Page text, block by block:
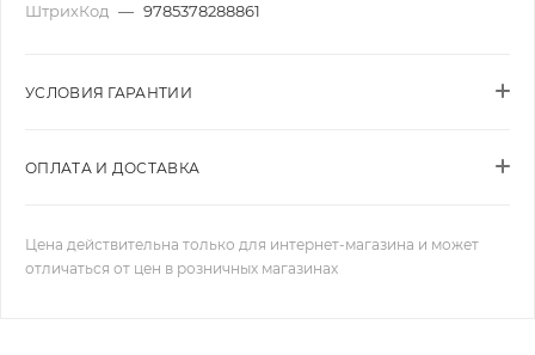
ШтрихКод — 9785378288861
УСЛОВИЯ ГАРАНТИИ
ОПЛАТА И ДОСТАВКА
Цена действительна только для интернет-магазина и может
отличаться от цен в розничных магазинах